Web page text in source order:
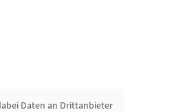
Daten an Drittanbieter